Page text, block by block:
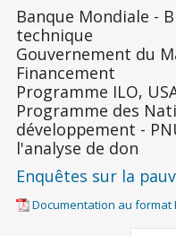
Banque Mondiale -
technique
Gouvernement du
Financement
Programme ILO,
Programme des
développement -
l'analyse de don
Enquêtes sur la
Documentation au format